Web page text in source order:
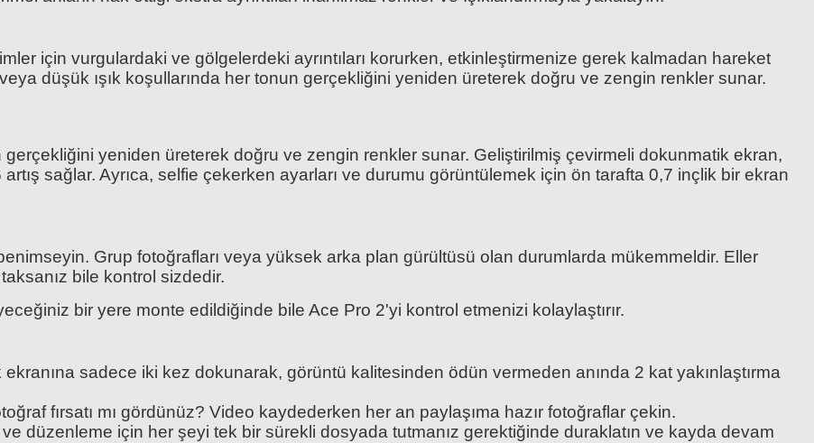
için vurgulardaki ve gölgelerdeki ayrıntıları korurken, etkinleştirmenize gerek kalmadan hareket
düşük ışık koşullarında her tonun gerçekliğini yeniden üreterek doğru ve zengin renkler sunar.
gerçekliğini yeniden üreterek doğru ve zengin renkler sunar. Geliştirilmiş çevirmeli dokunmatik ekran,
sağlar. Ayrıca, selfie çekerken ayarları ve durumu görüntülemek için ön tarafta 0,7 inçlik bir ekran
Grup fotoğrafları veya yüksek arka plan gürültüsü olan durumlarda mükemmeldir. Eller
bile kontrol sizdedir.
bir yere monte edildiğinde bile Ace Pro 2'yi kontrol etmenizi kolaylaştırır.
sadece iki kez dokunarak, görüntü kalitesinden ödün vermeden anında 2 kat yakınlaştırma
fırsatı mı gördünüz? Video kaydederken her an paylaşıma hazır fotoğraflar çekin.
düzenleme için her şeyi tek bir sürekli dosyada tutmanız gerektiğinde duraklatın ve kayda devam